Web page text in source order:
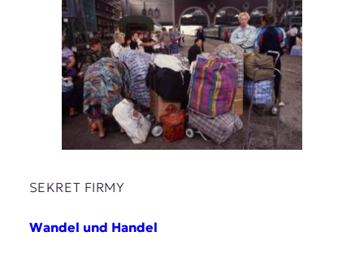
SEKRET FIRMY
Wandel und Handel